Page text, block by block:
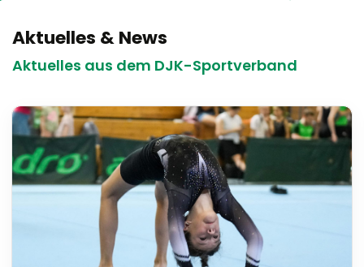
Aktuelles & News
Aktuelles aus dem DJK-Sportverband